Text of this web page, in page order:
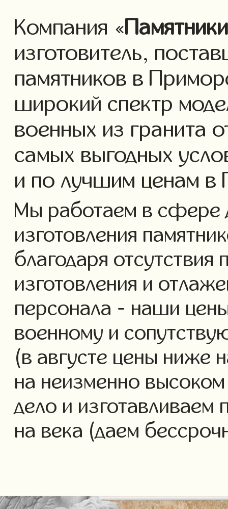
Компания «Памятники
изготовитель,
памятников в
широкий спектр
военных из гранита
самых выгодных
и по лучшим ценам в
Мы работаем в сфере
изготовления
благодаря отсутствия
изготовления и
персонала - наши
военному и
(в августе цены ниже
на неизменно
дело и изготавливаем
на века (даем